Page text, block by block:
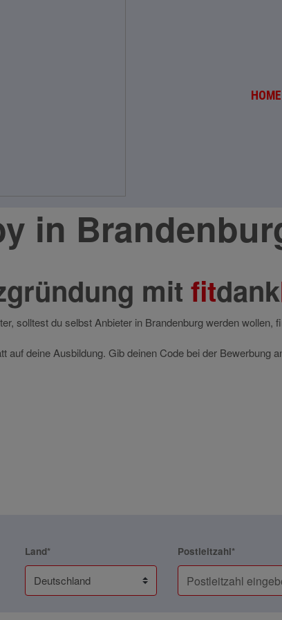
HOME
in
mit fitdank
solltest du selbst Anbieter in Brandenburg werden wollen,
auf deine Ausbildung. Gib deinen Code bei der Bewerbung
Land* Postleitzahl*